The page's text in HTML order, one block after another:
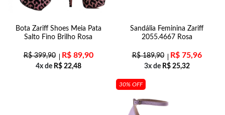
Bota Zariff Shoes Meia Pata
Salto Fino Brilho Rosa
R$399,90 R$89,90
4x de R$22,48
Sandália Feminina Zariff
2055.4667 Rosa
R$189,90 R$75,96
3x de R$25,32
30% OFF